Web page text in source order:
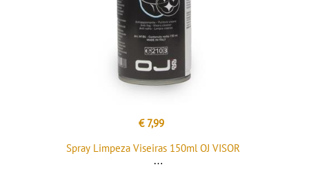
€ 7,99
Spray Limpeza Viseiras 150ml OJ VISOR